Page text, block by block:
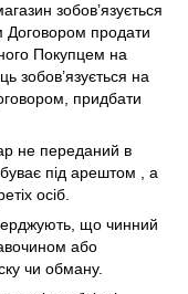
зобов’язується
Договором продати
Покупцем на
зобов’язується на
придбати
не переданий в
під арештом , а
осіб.
що чинний
або
чи обману.